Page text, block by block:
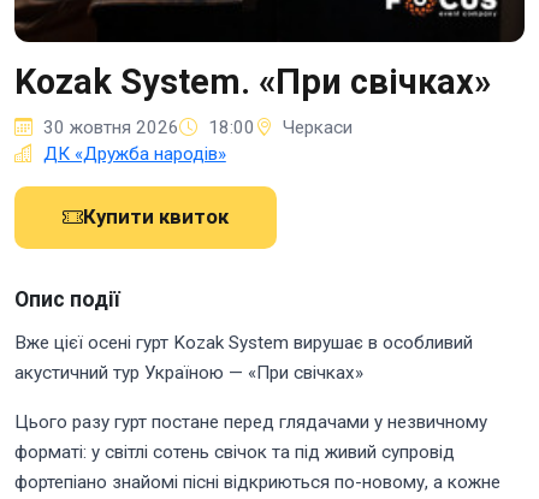
Kozak System. «При свічках»
30 жовтня 2026 18:00
Черкаси
ДК «Дружба народів»
Купити квиток
Опис події
Вже цієї осені гурт Kozak System вирушає в особливий
акустичний тур Україною — «При свічках»
Цього разу гурт постане перед глядачами у незвичному
форматі: у світлі сотень свічок та під живий супровід
фортепіано знайомі пісні відкриються по-новому, а кожне